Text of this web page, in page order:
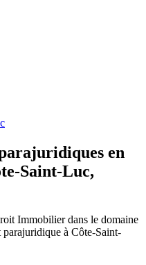
en
Saint-Luc,
Immobilier dans le domaine
à Côte-Saint-